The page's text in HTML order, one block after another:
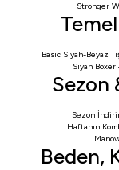
Stronger
Basic Siyah-Beyaz
Siyah Boxer
Sezon
Sezon
Haftanın
Beden,